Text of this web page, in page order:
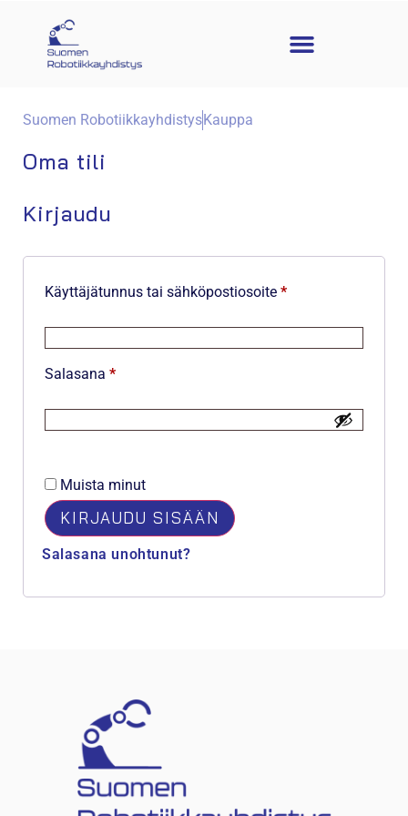
Suomen Robotiikkayhdistys Kauppa
Oma tili
Kirjaudu
Käyttäjätunnus tai sähköpostiosoite *
Salasana *
Muista minut
KIRJAUDU SISÄÄN
Salasana unohtunut?